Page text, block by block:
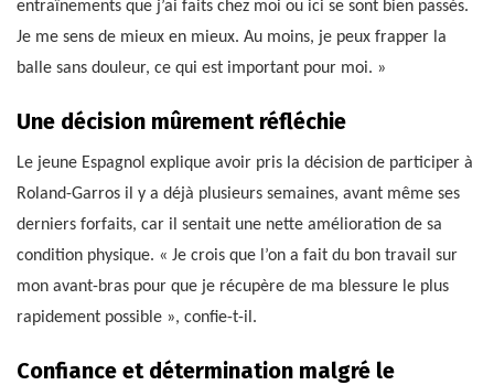
entraînements que j’ai faits chez moi ou ici se sont bien passés.
Je me sens de mieux en mieux. Au moins, je peux frapper la
balle sans douleur, ce qui est important pour moi. »
Une décision mûrement réfléchie
Le jeune Espagnol explique avoir pris la décision de participer à
Roland-Garros il y a déjà plusieurs semaines, avant même ses
derniers forfaits, car il sentait une nette amélioration de sa
condition physique. « Je crois que l’on a fait du bon travail sur
mon avant-bras pour que je récupère de ma blessure le plus
rapidement possible », confie-t-il.
Confiance et détermination malgré le